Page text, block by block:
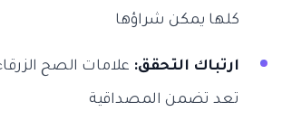
كلها يمكن شراؤها
ارتباك التحقق:علامات الصح
تعد تضمن المصداقية